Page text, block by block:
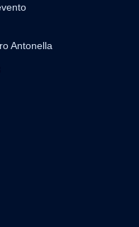
Antonella